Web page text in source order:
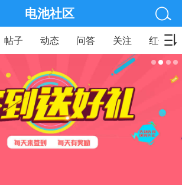
电池社区
帖子 动态 问答 关注 红包